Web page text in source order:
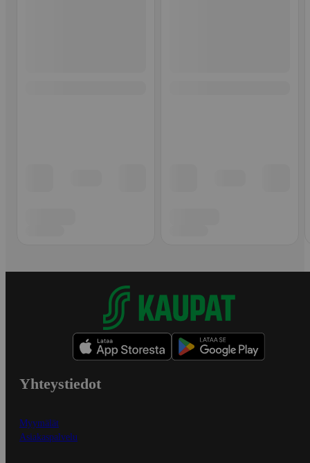
Yhteystiedot
Myymälät
Asiakaspalvelu